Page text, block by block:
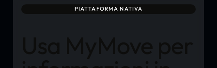
PIATTAFORMA NATIVA